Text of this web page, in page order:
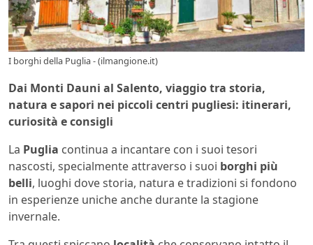
I borghi della Puglia - (ilmangione.it)
Dai Monti Dauni al Salento, viaggio tra storia,
natura e sapori nei piccoli centri pugliesi: itinerari,
curiosità e consigli
La Puglia continua a incantare con i suoi tesori
nascosti, specialmente attraverso i suoi borghi più
belli, luoghi dove storia, natura e tradizioni si fondono
in esperienze uniche anche durante la stagione
invernale.